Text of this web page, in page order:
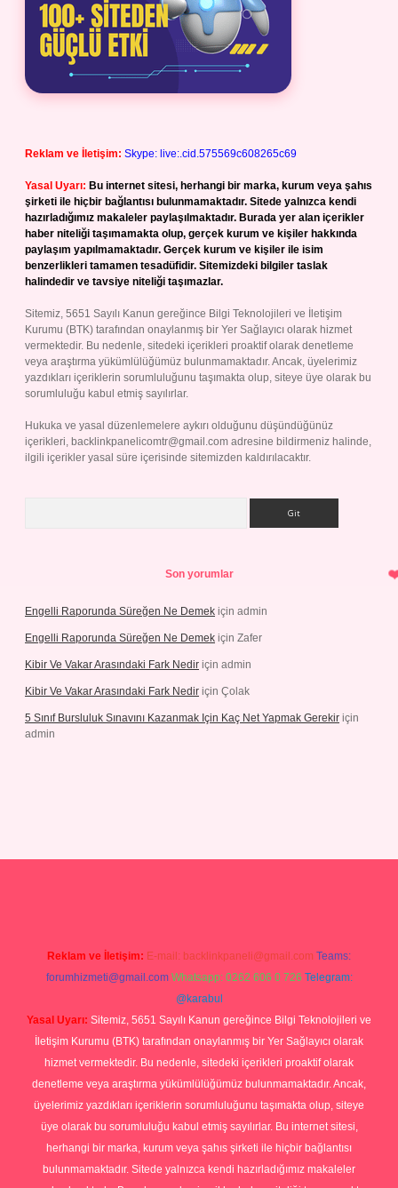
Reklam ve İletişim: Skype: live:.cid.575569c608265c69
Yasal Uyarı: Bu internet sitesi, herhangi bir marka, kurum veya şahıs
şirketi ile hiçbir bağlantısı bulunmamaktadır. Sitede yalnızca kendi
hazırladığımız makaleler paylaşılmaktadır. Burada yer alan içerikler
haber niteliği taşımamakta olup, gerçek kurum ve kişiler hakkında
paylaşım yapılmamaktadır. Gerçek kurum ve kişiler ile isim
benzerlikleri tamamen tesadüfidir. Sitemizdeki bilgiler taslak
halindedir ve tavsiye niteliği taşımazlar.
Sitemiz, 5651 Sayılı Kanun gereğince Bilgi Teknolojileri ve İletişim
Kurumu (BTK) tarafından onaylanmış bir Yer Sağlayıcı olarak hizmet
vermektedir. Bu nedenle, sitedeki içerikleri proaktif olarak denetleme
veya araştırma yükümlülüğümüz bulunmamaktadır. Ancak, üyelerimiz
yazdıkları içeriklerin sorumluluğunu taşımakta olup, siteye üye olarak bu
sorumluluğu kabul etmiş sayılırlar.
Hukuka ve yasal düzenlemelere aykırı olduğunu düşündüğünüz
içerikleri, backlinkpanelicomtr@gmail.com adresine bildirmeniz halinde,
ilgili içerikler yasal süre içerisinde sitemizden kaldırılacaktır.
Son yorumlar
Engelli Raporunda Süreğen Ne Demek için admin
Engelli Raporunda Süreğen Ne Demek için Zafer
Kibir Ve Vakar Arasındaki Fark Nedir için admin
Kibir Ve Vakar Arasındaki Fark Nedir için Çolak
5 Sınıf Bursluluk Sınavını Kazanmak Için Kaç Net Yapmak Gerekir için
admin
Reklam ve İletişim: E-mail: backlinkpaneli@gmail.com Teams:
forumhizmeti@gmail.com Whatsapp: 0262 606 0 726 Telegram:
@karabul
Yasal Uyarı: Sitemiz, 5651 Sayılı Kanun gereğince Bilgi Teknolojileri ve
İletişim Kurumu (BTK) tarafından onaylanmış bir Yer Sağlayıcı olarak
hizmet vermektedir. Bu nedenle, sitedeki içerikleri proaktif olarak
denetleme veya araştırma yükümlülüğümüz bulunmamaktadır. Ancak,
üyelerimiz yazdıkları içeriklerin sorumluluğunu taşımakta olup, siteye
üye olarak bu sorumluluğu kabul etmiş sayılırlar. Bu internet sitesi,
herhangi bir marka, kurum veya şahıs şirketi ile hiçbir bağlantısı
bulunmamaktadır. Sitede yalnızca kendi hazırladığımız makaleler